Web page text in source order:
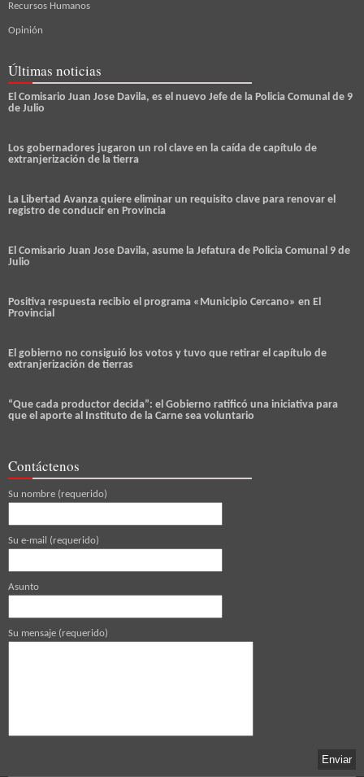
Recursos Humanos
Opinión
Últimas noticias
El Comisario Juan Jose Davila, es el nuevo Jefe de la Policia Comunal de 9
de Julio
Los gobernadores jugaron un rol clave en la caída de capítulo de
extranjerización de la tierra
La Libertad Avanza quiere eliminar un requisito clave para renovar el
registro de conducir en Provincia
El Comisario Juan Jose Davila, asume la Jefatura de Policia Comunal 9 de
Julio
Positiva respuesta recibio el programa «Municipio Cercano» en El
Provincial
El gobierno no consiguió los votos y tuvo que retirar el capítulo de
extranjerización de tierras
“Que cada productor decida”: el Gobierno ratificó una iniciativa para
que el aporte al Instituto de la Carne sea voluntario
Contáctenos
Su nombre (requerido)
Su e-mail (requerido)
Asunto
Su mensaje (requerido)